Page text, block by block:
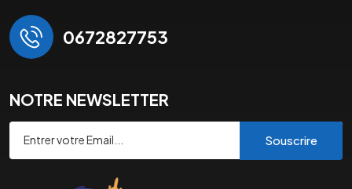
0672827753
NOTRE NEWSLETTER
Souscrire